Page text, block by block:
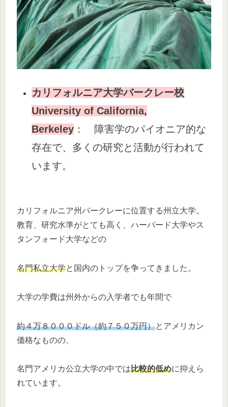
カリフォルニア大学バークレー校
University of California,
Berkeley ： 障害学のパイオニア的な
存在で、多くの研究と活動が行われて
います。
カリフォルニア州バークレーに位置する州立大学。
教育、研究水準がとても高く、ハーバード大学やス
タンフォード大学などの
名門私立大学と国内のトップを争ってきました。
大学の学費は州外からの入学者でも年間で
約４万８０００ドル（約７５０万円）とアメリカン
価格なものの、
名門アメリカ公立大学の中では比較的低めに抑えら
れています。